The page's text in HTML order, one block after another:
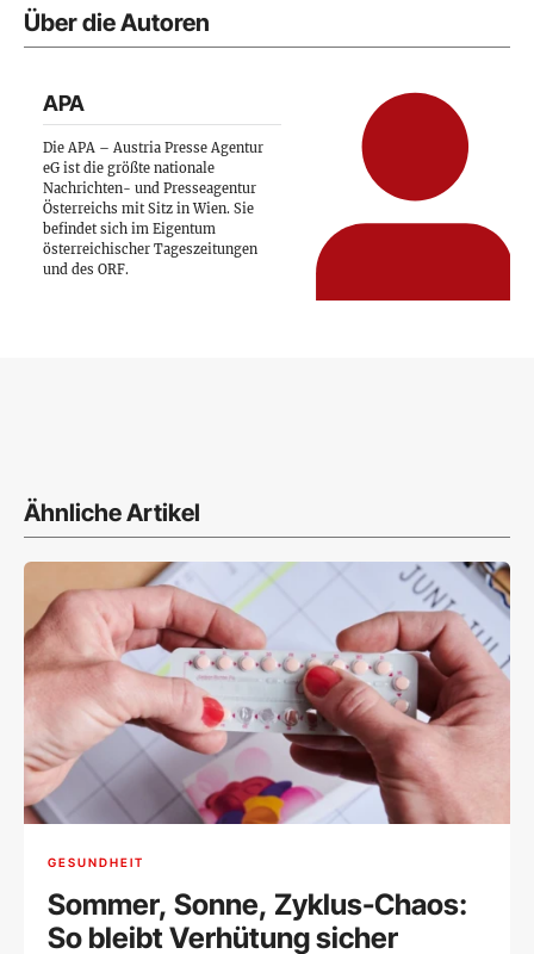
Über die Autoren
APA
Die APA – Austria Presse Agentur
eG ist die größte nationale
Nachrichten- und Presseagentur
Österreichs mit Sitz in Wien. Sie
befindet sich im Eigentum
österreichischer Tageszeitungen
und des ORF.
Ähnliche Artikel
GESUNDHEIT
Sommer, Sonne, Zyklus-Chaos:
So bleibt Verhütung sicher